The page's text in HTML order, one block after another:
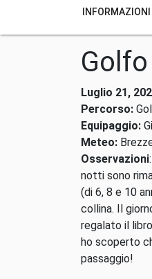
INFORMAZIONI
Luglio 21,
Percorso:
Equipaggio:
Meteo:
Osservazioni
notti sono
(di 6, 8 e 10
collina. Il
regalato il
ho scoperto
passaggio!